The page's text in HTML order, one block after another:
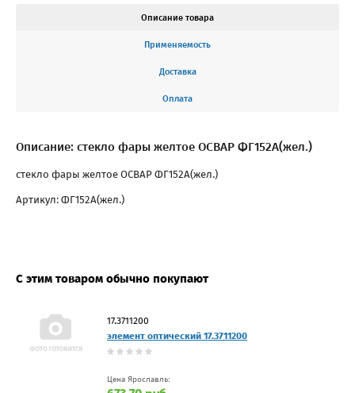
Описание товара
Применяемость
Доставка
Оплата
Описание: стекло фары желтое ОСВАР ФГ152А(жел.)
стекло фары желтое ОСВАР ФГ152А(жел.)
Артикул: ФГ152А(жел.)
С этим товаром обычно покупают
17.3711200
элемент оптический 17.3711200
Цена Ярославль: